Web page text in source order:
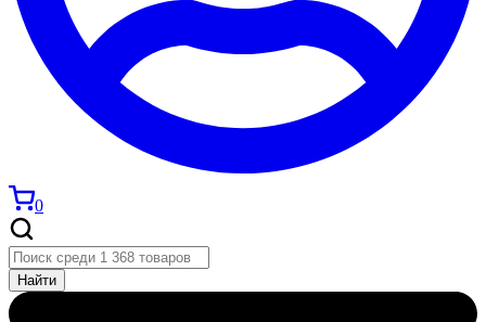
0
Найти